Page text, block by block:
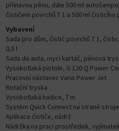
přilnavou pěnu, dále 500 ml
čističem povrchů T 1 a 500 ml čisticího
Vybavení
Sada pro dům, čistič povrchů T 1,
0,5 l
Sada do auta, mycí kartáč, pěnová
Vysokotlaká pistole, G 120 Q Power
Pracovní nástavec Vario Power Jet
Rotační tryska
Vysokotlaká hadice, 7 m
Systém Quick Connect na straně stroje
Aplikace čističe, nádrž
Nádržka na prací prostředek,